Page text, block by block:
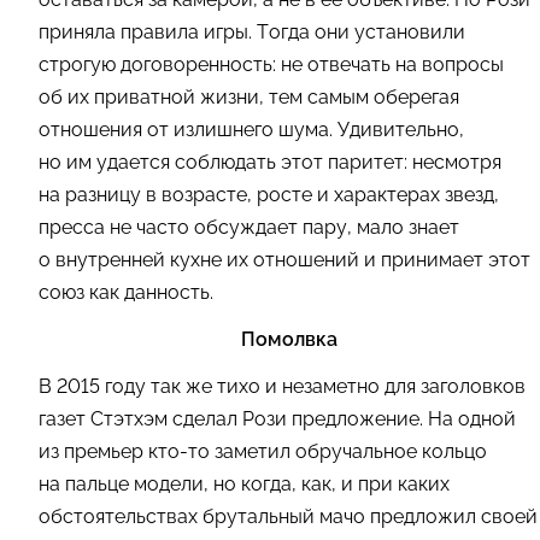
приняла правила игры. Тогда они установили
строгую договоренность: не отвечать на вопросы
об их приватной жизни, тем самым оберегая
отношения от излишнего шума. Удивительно,
но им удается соблюдать этот паритет: несмотря
на разницу в возрасте, росте и характерах звезд,
пресса не часто обсуждает пару, мало знает
о внутренней кухне их отношений и принимает этот
союз как данность.
Помолвка
В 2015 году так же тихо и незаметно для заголовков
газет Стэтхэм сделал Рози предложение. На одной
из премьер кто-то заметил обручальное кольцо
на пальце модели, но когда, как, и при каких
обстоятельствах брутальный мачо предложил своей